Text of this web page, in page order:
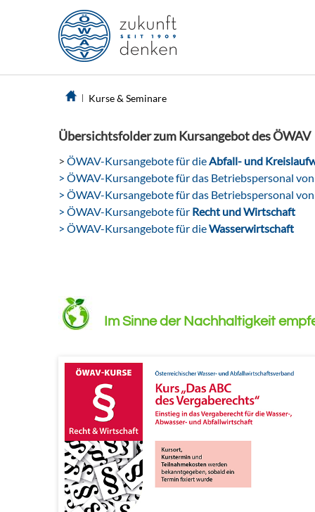
Kurse & Seminare
Übersichtsfolder zum Kursangebot des ÖWAV
> ÖWAV-Kursangebote für dieAbfall- und
> ÖWAV-Kursangebote für das Betriebspersonal von
> ÖWAV-Kursangebote für das Betriebspersonal von
> ÖWAV-Kursangebote für Recht und Wirtschaft
> ÖWAV-Kursangebote für dieWasserwirtschaft
Im Sinne der Nachhaltigkeit